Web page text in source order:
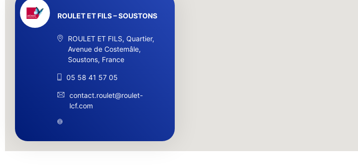
ROULET ET FILS – SOUSTONS
ROULET ET FILS, Quartier,
Avenue de Costemâle,
Soustons, France
05 58 41 57 05
contact.roulet@roulet-
lcf.com